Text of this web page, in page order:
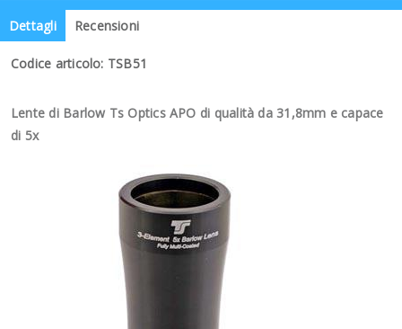
Dettagli Recensioni
Codice articolo: TSB51
Lente di Barlow Ts Optics APO di qualità da 31,8mm e capace
di 5x